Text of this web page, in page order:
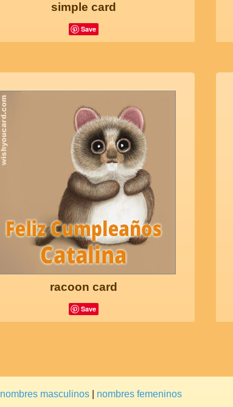
simple card
Save
racoon card
Save
nombres masculinos nombres femeninos